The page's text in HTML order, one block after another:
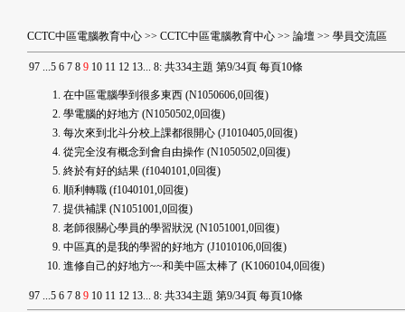
CCTC中區電腦教育中心 >> CCTC中區電腦教育中心 >> 論壇 >> 學員交流區
97 ...5 6 7 8 9 10 11 12 13... 8: 共334主題 第9/34頁 每頁10條
在中區電腦學到很多東西 (N1050606,0回復)
學電腦的好地方 (N1050502,0回復)
每次來到北斗分校上課都很開心 (J1010405,0回復)
從完全沒有概念到會自由操作 (N1050502,0回復)
終於有好的結果 (f1040101,0回復)
順利轉職 (f1040101,0回復)
提供補課 (N1051001,0回復)
老師很關心學員的學習狀況 (N1051001,0回復)
中區真的是我的學習的好地方 (J1010106,0回復)
進修自己的好地方~~和美中區太棒了 (K1060104,0回復)
97 ...5 6 7 8 9 10 11 12 13... 8: 共334主題 第9/34頁 每頁10條